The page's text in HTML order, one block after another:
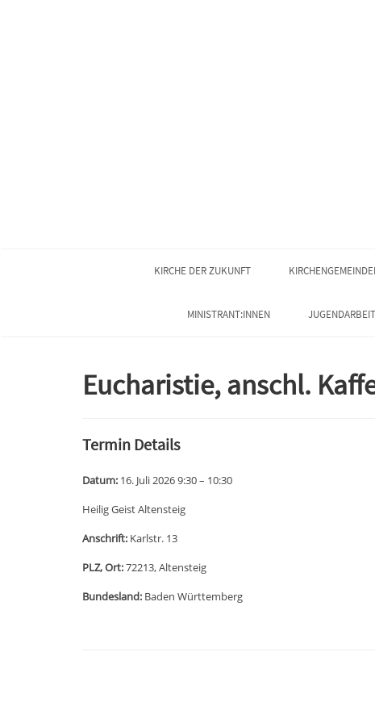
KIRCHE DER ZUKUNFT
MINISTRANT:INNEN JUGENDARBEIT
Eucharistie, anschl.
Termin Details
Datum: 16. Juli 2026 9:30– 10:30
Heilig Geist Altensteig
Anschrift: Karlstr. 13
PLZ, Ort:72213, Altensteig
Bundesland: Baden Württemberg